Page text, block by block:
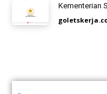
Kementerian